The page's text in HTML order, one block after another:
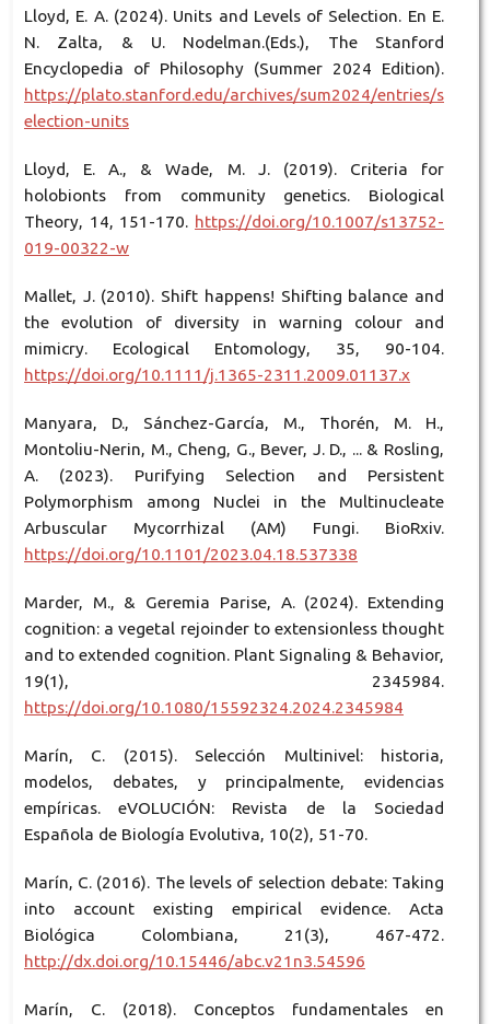
Lloyd, E. A. (2024). Units and Levels of Selection. En E.
N. Zalta, & U. Nodelman.(Eds.), The Stanford
Encyclopedia of Philosophy (Summer 2024 Edition).
https://plato.stanford.edu/archives/sum2024/entries/s
election-units
Lloyd, E. A., & Wade, M. J. (2019). Criteria for
holobionts from community genetics. Biological
Theory, 14, 151-170. https://doi.org/10.1007/s13752-
019-00322-w
Mallet, J. (2010). Shift happens! Shifting balance and
the evolution of diversity in warning colour and
mimicry. Ecological Entomology, 35, 90-104.
https://doi.org/10.1111/j.1365-2311.2009.01137.x
Manyara, D., Sánchez-García, M., Thorén, M. H.,
Montoliu-Nerin, M., Cheng, G., Bever, J. D., ... & Rosling,
A. (2023). Purifying Selection and Persistent
Polymorphism among Nuclei in the Multinucleate
Arbuscular Mycorrhizal (AM) Fungi. BioRxiv.
https://doi.org/10.1101/2023.04.18.537338
Marder, M., & Geremia Parise, A. (2024). Extending
cognition: a vegetal rejoinder to extensionless thought
and to extended cognition. Plant Signaling & Behavior,
19(1), 2345984.
https://doi.org/10.1080/15592324.2024.2345984
Marín, C. (2015). Selección Multinivel: historia,
modelos, debates, y principalmente, evidencias
empíricas. eVOLUCIÓN: Revista de la Sociedad
Española de Biología Evolutiva, 10(2), 51-70.
Marín, C. (2016). The levels of selection debate: Taking
into account existing empirical evidence. Acta
Biológica Colombiana, 21(3), 467-472.
http://dx.doi.org/10.15446/abc.v21n3.54596
Marín, C. (2018). Conceptos fundamentales en